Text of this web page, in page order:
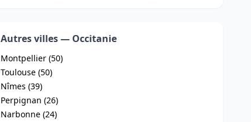
Autres villes — Occitanie
Montpellier (50)
Toulouse (50)
Nîmes (39)
Perpignan (26)
Narbonne (24)